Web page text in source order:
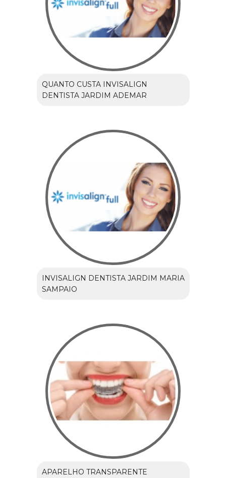
QUANTO CUSTA INVISALIGN
DENTISTA JARDIM ADEMAR
INVISALIGN DENTISTA JARDIM MARIA
SAMPAIO
APARELHO TRANSPARENTE